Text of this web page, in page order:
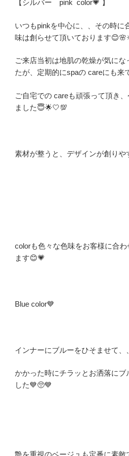
【シルバー pink color💗 】
いつもpinkを中心に、、その時に
味は創らせて頂いております
ご来店当初は地肌の乾燥が気にな
たが、定期的にspaの careにも来
ご自宅での careも頑張って頂き
ました😇🌟🤍💯
素材が整うと、デザインが創りや
colorも色々な色味をお客様に合
ます😊💗
Blue color💙
インナーにブルーをひそませて、、
かかった時にチラッとお洒落にブ
した💙🥺💙
艶を重視のベージュも定番に素